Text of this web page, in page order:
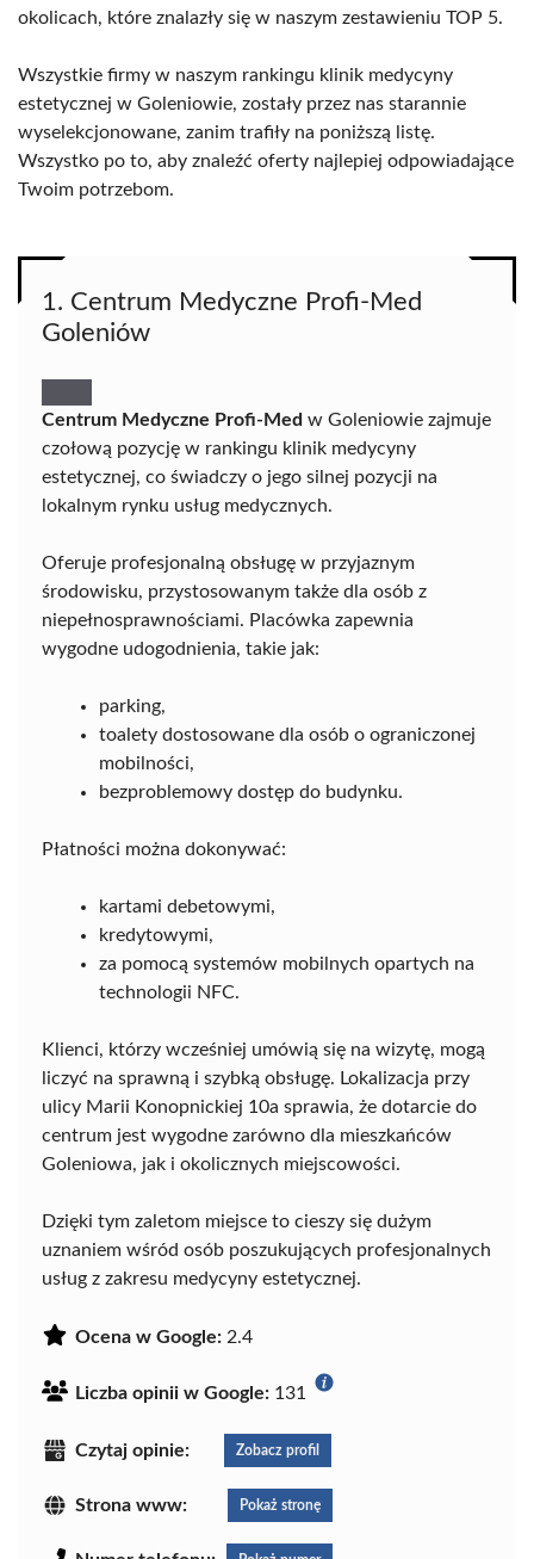
okolicach, które znalazły się w naszym zestawieniu TOP 5.
Wszystkie firmy w naszym rankingu klinik medycyny
estetycznej w Goleniowie, zostały przez nas starannie
wyselekcjonowane, zanim trafiły na poniższą listę.
Wszystko po to, aby znaleźć oferty najlepiej odpowiadające
Twoim potrzebom.
1. Centrum Medyczne Profi-Med
Goleniów
Centrum Medyczne Profi-Med w Goleniowie zajmuje
czołową pozycję w rankingu klinik medycyny
estetycznej, co świadczy o jego silnej pozycji na
lokalnym rynku usług medycznych.
Oferuje profesjonalną obsługę w przyjaznym
środowisku, przystosowanym także dla osób z
niepełnosprawnościami. Placówka zapewnia
wygodne udogodnienia, takie jak:
parking,
toalety dostosowane dla osób o ograniczonej
mobilności,
bezproblemowy dostęp do budynku.
Płatności można dokonywać:
kartami debetowymi,
kredytowymi,
za pomocą systemów mobilnych opartych na
technologii NFC.
Klienci, którzy wcześniej umówią się na wizytę, mogą
liczyć na sprawną i szybką obsługę. Lokalizacja przy
ulicy Marii Konopnickiej 10a sprawia, że dotarcie do
centrum jest wygodne zarówno dla mieszkańców
Goleniowa, jak i okolicznych miejscowości.
Dzięki tym zaletom miejsce to cieszy się dużym
uznaniem wśród osób poszukujących profesjonalnych
usług z zakresu medycyny estetycznej.
Ocena w Google: 2.4
Liczba opinii w Google: 131
Czytaj opinie: Zobacz profil
Strona www: Pokaż stronę